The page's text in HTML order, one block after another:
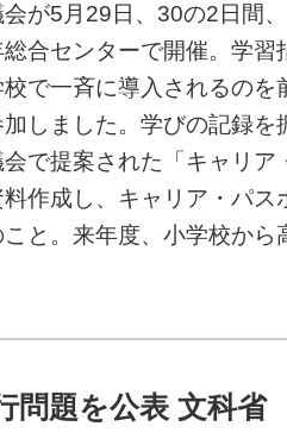
が5月29日、30の2日間
合センターで開催。学習
で一斉に導入されるのを
しました。学びの記録を
で提案された「キャリ
作成し、キャリア・パス
と。来年度、小学校から
問題を公表 文科省